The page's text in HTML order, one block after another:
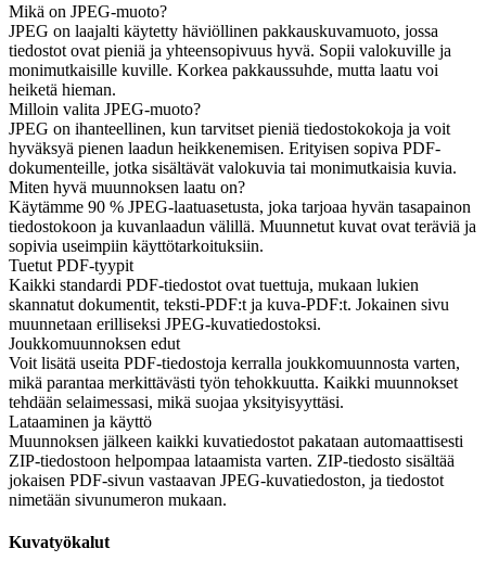
Mikä on JPEG-muoto?
JPEG on laajalti käytetty häviöllinen pakkauskuvamuoto, jossa
tiedostot ovat pieniä ja yhteensopivuus hyvä. Sopii valokuville ja
monimutkaisille kuville. Korkea pakkaussuhde, mutta laatu voi
heiketä hieman.
Milloin valita JPEG-muoto?
JPEG on ihanteellinen, kun tarvitset pieniä tiedostokokoja ja voit
hyväksyä pienen laadun heikkenemisen. Erityisen sopiva PDF-
dokumenteille, jotka sisältävät valokuvia tai monimutkaisia kuvia.
Miten hyvä muunnoksen laatu on?
Käytämme 90 % JPEG-laatuasetusta, joka tarjoaa hyvän tasapainon
tiedostokoon ja kuvanlaadun välillä. Muunnetut kuvat ovat teräviä ja
sopivia useimpiin käyttötarkoituksiin.
Tuetut PDF-tyypit
Kaikki standardi PDF-tiedostot ovat tuettuja, mukaan lukien
skannatut dokumentit, teksti-PDF:t ja kuva-PDF:t. Jokainen sivu
muunnetaan erilliseksi JPEG-kuvatiedostoksi.
Joukkomuunnoksen edut
Voit lisätä useita PDF-tiedostoja kerralla joukkomuunnosta varten,
mikä parantaa merkittävästi työn tehokkuutta. Kaikki muunnokset
tehdään selaimessasi, mikä suojaa yksityisyyttäsi.
Lataaminen ja käyttö
Muunnoksen jälkeen kaikki kuvatiedostot pakataan automaattisesti
ZIP-tiedostoon helpompaa lataamista varten. ZIP-tiedosto sisältää
jokaisen PDF-sivun vastaavan JPEG-kuvatiedoston, ja tiedostot
nimetään sivunumeron mukaan.
Kuvatyökalut